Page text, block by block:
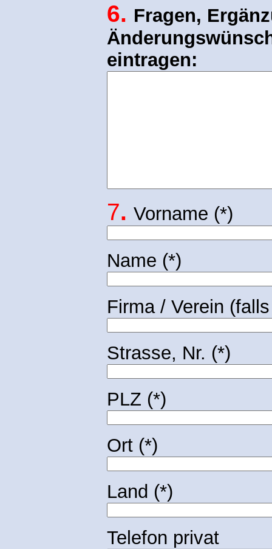
6. Fragen,
eintragen:
7. Vorname (*)
Name (*)
Firma / Verein
Strasse, Nr. (*)
PLZ (*)
Ort (*)
Land (*)
Telefon privat